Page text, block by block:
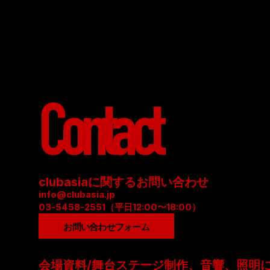
Contact
clubasiaに関するお問い合わせ
info@clubasia.jp
03-5458-2551（平日12:00〜18:00）
お問い合わせフォーム
会場資料/舞台ステージ制作、音響、照明